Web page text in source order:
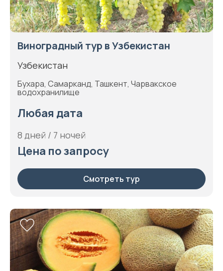
Виноградный тур в Узбекистан
Узбекистан
Бухара, Самарканд, Ташкент, Чарвакское
водохранилище
Любая дата
8 дней / 7 ночей
Цена по запросу
Смотреть тур